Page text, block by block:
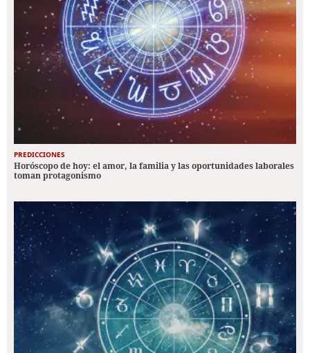
PREDICCIONES
Horóscopo de hoy: el amor, la familia y las oportunidades laborales
toman protagonismo